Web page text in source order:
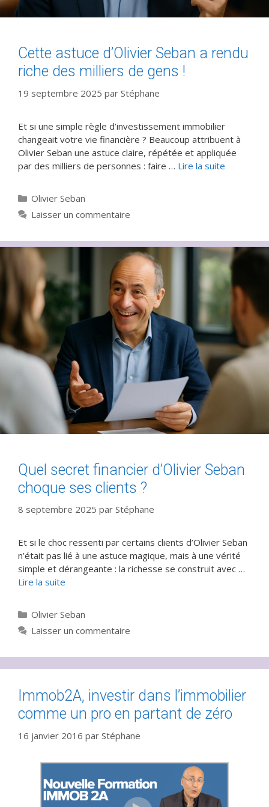
Cette astuce d’Olivier Seban a rendu
riche des milliers de gens !
19 septembre 2025 par Stéphane
Et si une simple règle d’investissement immobilier
changeait votre vie financière ? Beaucoup attribuent à
Olivier Seban une astuce claire, répétée et appliquée
par des milliers de personnes : faire … Lire la suite
Catégories
Olivier Seban
Laisser un commentaire
Quel secret financier d’Olivier Seban
choque ses clients ?
8 septembre 2025 par Stéphane
Et si le choc ressenti par certains clients d’Olivier Seban
n’était pas lié à une astuce magique, mais à une vérité
simple et dérangeante : la richesse se construit avec …
Lire la suite
Catégories
Olivier Seban
Laisser un commentaire
Immob2A, investir dans l’immobilier
comme un pro en partant de zéro
16 janvier 2016 par Stéphane